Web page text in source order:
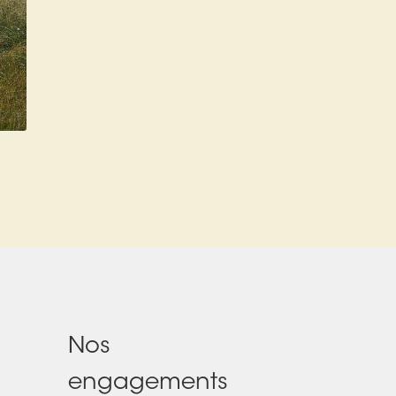
Nos
engagements